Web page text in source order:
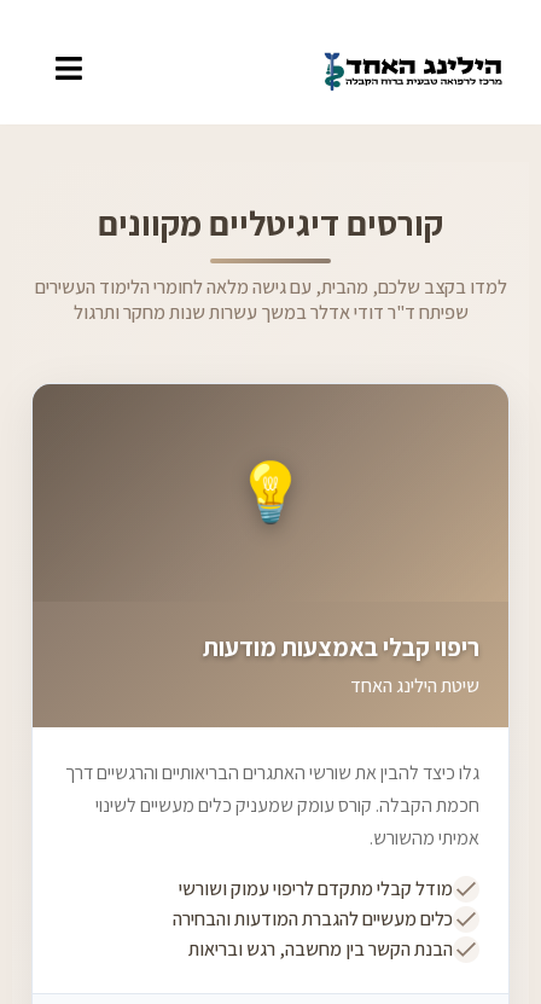
קורסים דיגיטליים מקוונים
למדו בקצב שלכם, מהבית, עם גישה מלאה לחומרי הלימוד העשירים
שפיתח ד"ר דודי אדלר במשך עשרות שנות מחקר ותרגול
💡
ריפוי קבלי באמצעות מודעות
שיטת הילינג האחד
גלו כיצד להבין את שורשי האתגרים הבריאותיים והרגשיים דרך
חכמת הקבלה. קורס עומק שמעניק כלים מעשיים לשינוי
אמיתי מהשורש.
מודל קבלי מתקדם לריפוי עמוק ושורשי
כלים מעשיים להגברת המודעות והבחירה
הבנת הקשר בין מחשבה, רגש ובריאות